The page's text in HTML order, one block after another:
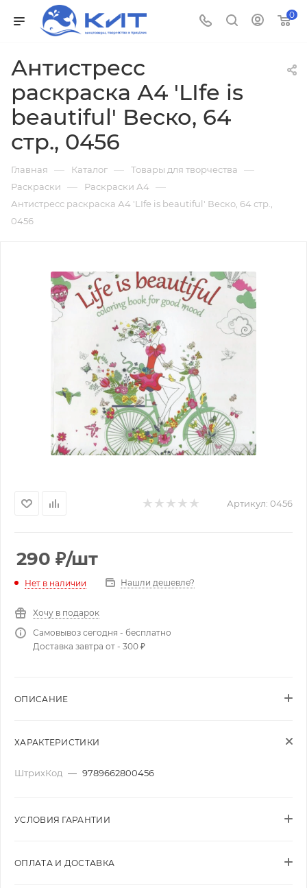
0
Антистресс
раскраска А4 'LIfe is
beautiful' Веско, 64
стр., 0456
Главная — Каталог — Товары для творчества —
Раскраски — Раскраски А4 —
Антистресс раскраска А4 'LIfe is beautiful' Веско, 64 стр.,
0456
Артикул: 0456
290 ₽/шт
Нет в наличии Нашли дешевле?
Хочу в подарок
Самовывоз сегодня - бесплатно
Доставка завтра от - 300 ₽
ОПИСАНИЕ
ХАРАКТЕРИСТИКИ
ШтрихКод — 9789662800456
УСЛОВИЯ ГАРАНТИИ
ОПЛАТА И ДОСТАВКА